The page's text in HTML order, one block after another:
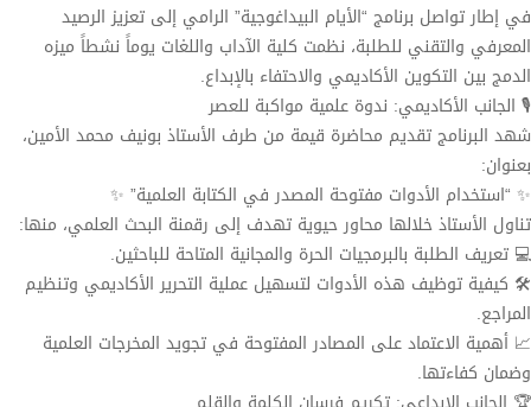
​في إطار تواصل برنامج “الأيام البيداغوجية” الرامي إلى تعزيز الرصيد
المعرفي والتقني للطلبة، نظمت كلية الآداب واللغات يوماً نشطاً ميزه
الدمج بين التكوين الأكاديمي والاحتفاء بالإبداع.
​🎙️ الجانب الأكاديمي: ندوة علمية مواكبة للعصر
​شهد البرنامج تقديم محاضرة قيمة من طرف الأستاذ بونيف محمد الأمين،
بعنوان:
✨ “استخدام الأدوات مفتوحة المصدر في الكتابة العلمية” ✨
​تناول الأستاذ خلالها محاور حيوية تهدف إلى رقمنة البحث العلمي، منها:
​💻 تعريف الطلبة بالبرمجيات الحرة والمجانية المتاحة للباحثين.
​🛠️ كيفية توظيف هذه الأدوات لتسهيل عملية التحرير الأكاديمي وتنظيم
المراجع.
​📈 أهمية الاعتماد على المصادر المفتوحة في تجويد المخرجات العلمية
وضمان كفاءتها.